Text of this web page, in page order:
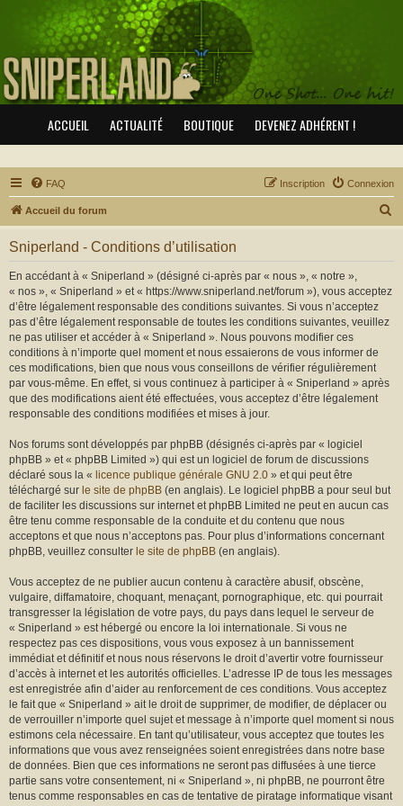
ACCUEIL ACTUALITÉ BOUTIQUE DEVENEZ ADHÉRENT !
FAQ Connexion
Inscription
Accueil du forum
Sniperland - Conditions d’utilisation
En accédant à « Sniperland » (désigné ci-après par « nous », « notre »,
« nos », « Sniperland » et « https://www.sniperland.net/forum »), vous acceptez
d’être légalement responsable des conditions suivantes. Si vous n’acceptez
pas d’être légalement responsable de toutes les conditions suivantes, veuillez
ne pas utiliser et accéder à « Sniperland ». Nous pouvons modifier ces
conditions à n’importe quel moment et nous essaierons de vous informer de
ces modifications, bien que nous vous conseillons de vérifier régulièrement
par vous-même. En effet, si vous continuez à participer à « Sniperland » après
que des modifications aient été effectuées, vous acceptez d’être légalement
responsable des conditions modifiées et mises à jour.
Nos forums sont développés par phpBB (désignés ci-après par « logiciel
phpBB » et « phpBB Limited ») qui est un logiciel de forum de discussions
déclaré sous la « licence publique générale GNU 2.0 » et qui peut être
téléchargé sur le site de phpBB (en anglais). Le logiciel phpBB a pour seul but
de faciliter les discussions sur internet et phpBB Limited ne peut en aucun cas
être tenu comme responsable de la conduite et du contenu que nous
acceptons et que nous n’acceptons pas. Pour plus d’informations concernant
phpBB, veuillez consulter le site de phpBB (en anglais).
Vous acceptez de ne publier aucun contenu à caractère abusif, obscène,
vulgaire, diffamatoire, choquant, menaçant, pornographique, etc. qui pourrait
transgresser la législation de votre pays, du pays dans lequel le serveur de
« Sniperland » est hébergé ou encore la loi internationale. Si vous ne
respectez pas ces dispositions, vous vous exposez à un bannissement
immédiat et définitif et nous nous réservons le droit d’avertir votre fournisseur
d’accès à internet et les autorités officielles. L’adresse IP de tous les messages
est enregistrée afin d’aider au renforcement de ces conditions. Vous acceptez
le fait que « Sniperland » ait le droit de supprimer, de modifier, de déplacer ou
de verrouiller n’importe quel sujet et message à n’importe quel moment si nous
estimons cela nécessaire. En tant qu’utilisateur, vous acceptez que toutes les
informations que vous avez renseignées soient enregistrées dans notre base
de données. Bien que ces informations ne seront pas diffusées à une tierce
partie sans votre consentement, ni « Sniperland », ni phpBB, ne pourront être
tenus comme responsables en cas de tentative de piratage informatique visant